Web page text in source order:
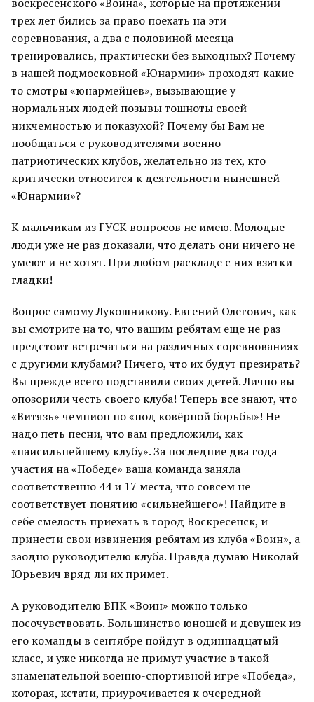
трех лет бились за право поехать на эти
соревнования, а два с половиной месяца
тренировались, практически без выходных? Почему
в нашей подмосковной «Юнармии» проходят какие-
то смотры «юнармейцев», вызывающие у
нормальных людей позывы тошноты своей
никчемностью и показухой? Почему бы Вам не
пообщаться с руководителями военно-
патриотических клубов, желательно из тех, кто
критически относится к деятельности нынешней
«Юнармии»?
К мальчикам из ГУСК вопросов не имею. Молодые
люди уже не раз доказали, что делать они ничего не
умеют и не хотят. При любом раскладе с них взятки
гладки!
Вопрос самому Лукошникову. Евгений Олегович, как
вы смотрите на то, что вашим ребятам еще не раз
предстоит встречаться на различных соревнованиях
с другими клубами? Ничего, что их будут презирать?
Вы прежде всего подставили своих детей. Лично вы
опозорили честь своего клуба! Теперь все знают, что
«Витязь» чемпион по «под ковёрной борьбы»! Не
надо петь песни, что вам предложили, как
«наисильнейшему клубу». За последние два года
участия на «Победе» ваша команда заняла
соответственно 44 и 17 места, что совсем не
соответствует понятию «сильнейшего»! Найдите в
себе смелость приехать в город Воскресенск, и
принести свои извинения ребятам из клуба «Воин», а
заодно руководителю клуба. Правда думаю Николай
Юрьевич вряд ли их примет.
А руководителю ВПК «Воин» можно только
посочувствовать. Большинство юношей и девушек из
его команды в сентябре пойдут в одиннадцатый
класс, и уже никогда не примут участие в такой
знаменательной военно-спортивной игре «Победа»,
которая, кстати, приурочивается к очередной